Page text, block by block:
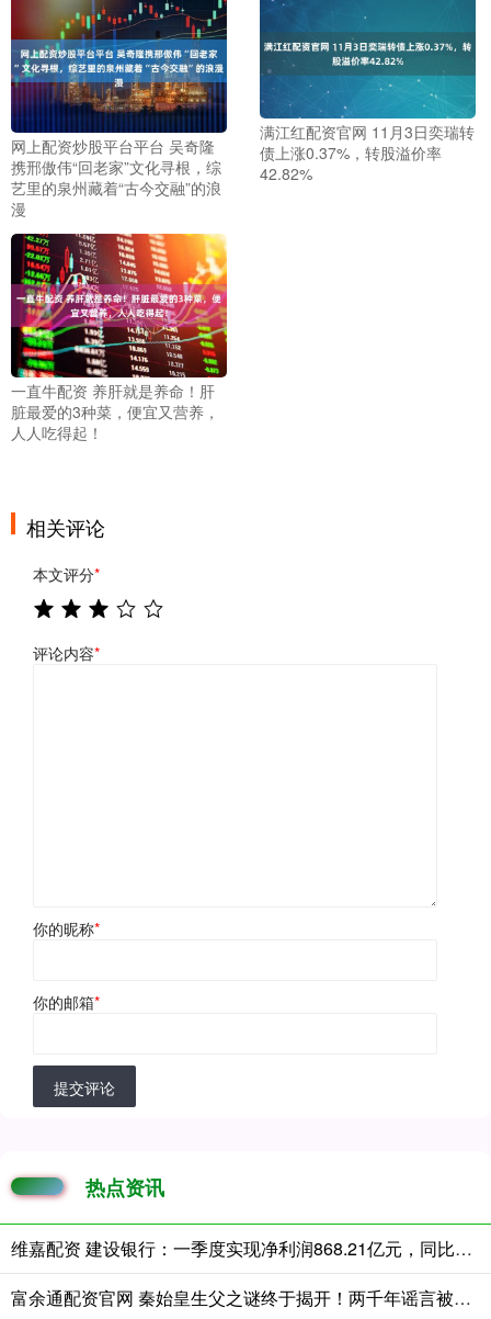
网上配资炒股平台平台 吴奇隆
携邢傲伟“回老家”文化寻根，综
艺里的泉州藏着“古今交融”的浪
漫
满江红配资官网 11月3日奕瑞转
债上涨0.37%，转股溢价率
42.82%
一直牛配资 养肝就是养命！肝
脏最爱的3种菜，便宜又营养，
人人吃得起！
相关评论
本文评分*
评论内容*
你的昵称*
你的邮箱*
提交评论
热点资讯
维嘉配资 建设银行：一季度实现净利润868.21亿元，同比增长3.68%
富余通配资官网 秦始皇生父之谜终于揭开！两千年谣言被证据粉碎，真相只有一个